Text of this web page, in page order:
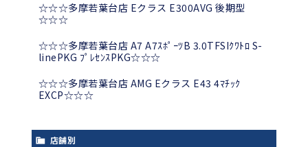
☆☆☆多摩若葉台店 Eクラス E300AVG 後期型
☆☆☆
☆☆☆多摩若葉台店 A7 A7ｽﾎﾟｰﾂB 3.0TFSIｸﾜﾄﾛ S-
linePKG ﾌﾟﾚｾﾝｽPKG☆☆☆
☆☆☆多摩若葉台店 AMG Eクラス E43 4ﾏﾁｯｸ
EXCP☆☆☆
店舗別